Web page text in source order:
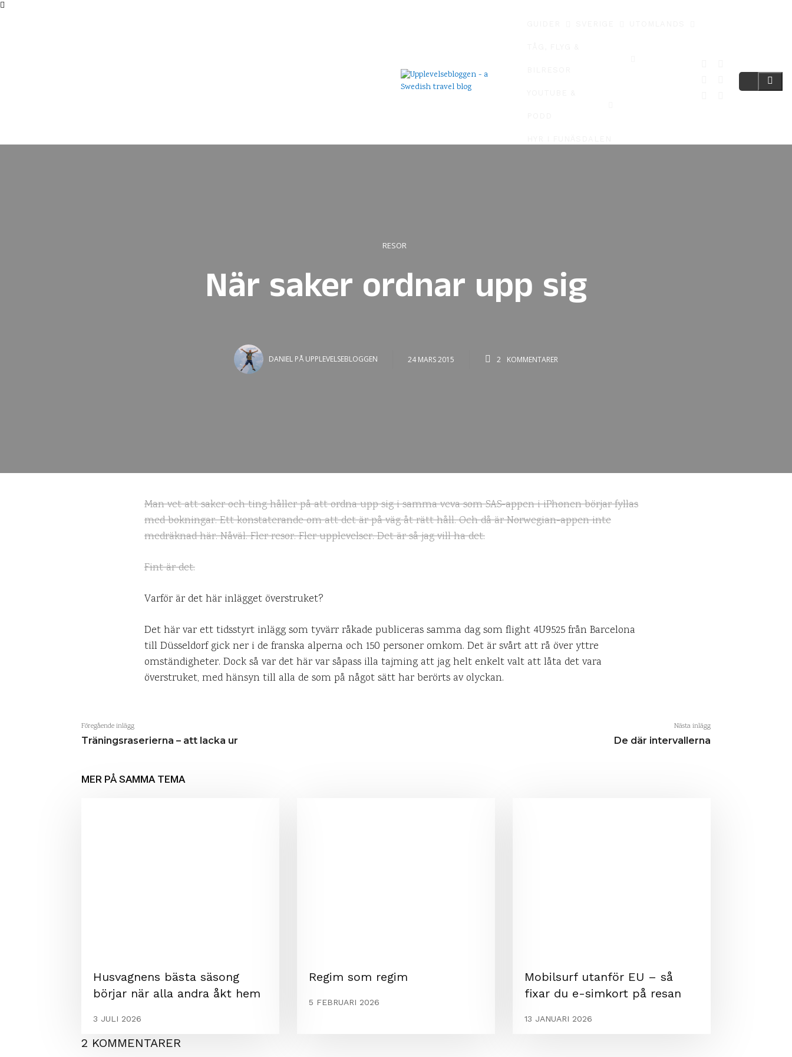
RESOR
När saker ordnar upp sig
DANIEL PÅ UPPLEVELSEBLOGGEN 24 MARS 2015 2 KOMMENTARER
Man vet att saker och ting håller på att ordna upp sig i samma veva som SAS-appen i iPhonen börjar fyllas
med bokningar. Ett konstaterande om att det är på väg åt rätt håll. Och då är Norwegian-appen inte
medräknad här. Nåväl. Fler resor. Fler upplevelser. Det är så jag vill ha det.
Fint är det.
Varför är det här inlägget överstruket?
Det här var ett tidsstyrt inlägg som tyvärr råkade publiceras samma dag som flight 4U9525 från Barcelona
till Düsseldorf gick ner i de franska alperna och 150 personer omkom. Det är svårt att rå över yttre
omständigheter. Dock så var det här var såpass illa tajming att jag helt enkelt valt att låta det vara
överstruket, med hänsyn till alla de som på något sätt har berörts av olyckan.
Föregående inlägg
Träningsraserierna – att lacka ur
Nästa inlägg
De där intervallerna
MER PÅ SAMMA TEMA
Husvagnens bästa säsong
börjar när alla andra åkt hem
3 JULI 2026
Regim som regim
5 FEBRUARI 2026
Mobilsurf utanför EU – så
fixar du e-simkort på resan
13 JANUARI 2026
2 KOMMENTARER